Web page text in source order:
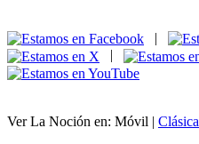
|
|
Ver La Noción en: Móvil | Clásica